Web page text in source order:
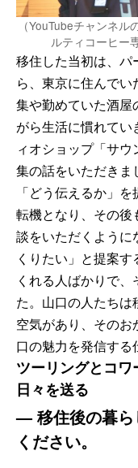
（YouTubeチャンネ
ルティコーヒー
移住した当初は、
ら、東京に住んで
集や勤めていた酒屋
がら生活に慣れて
ィオショップ「サ
集の話をいただきま
「どう伝えるか」
転機となり、その後
談をいただくように
くりたい」と提案
くれる人ばかりで
た。山口の人たち
空気があり、その
口の魅力を発信する
ツーリングとコ
日々を送る
— 移住後の暮
ください。